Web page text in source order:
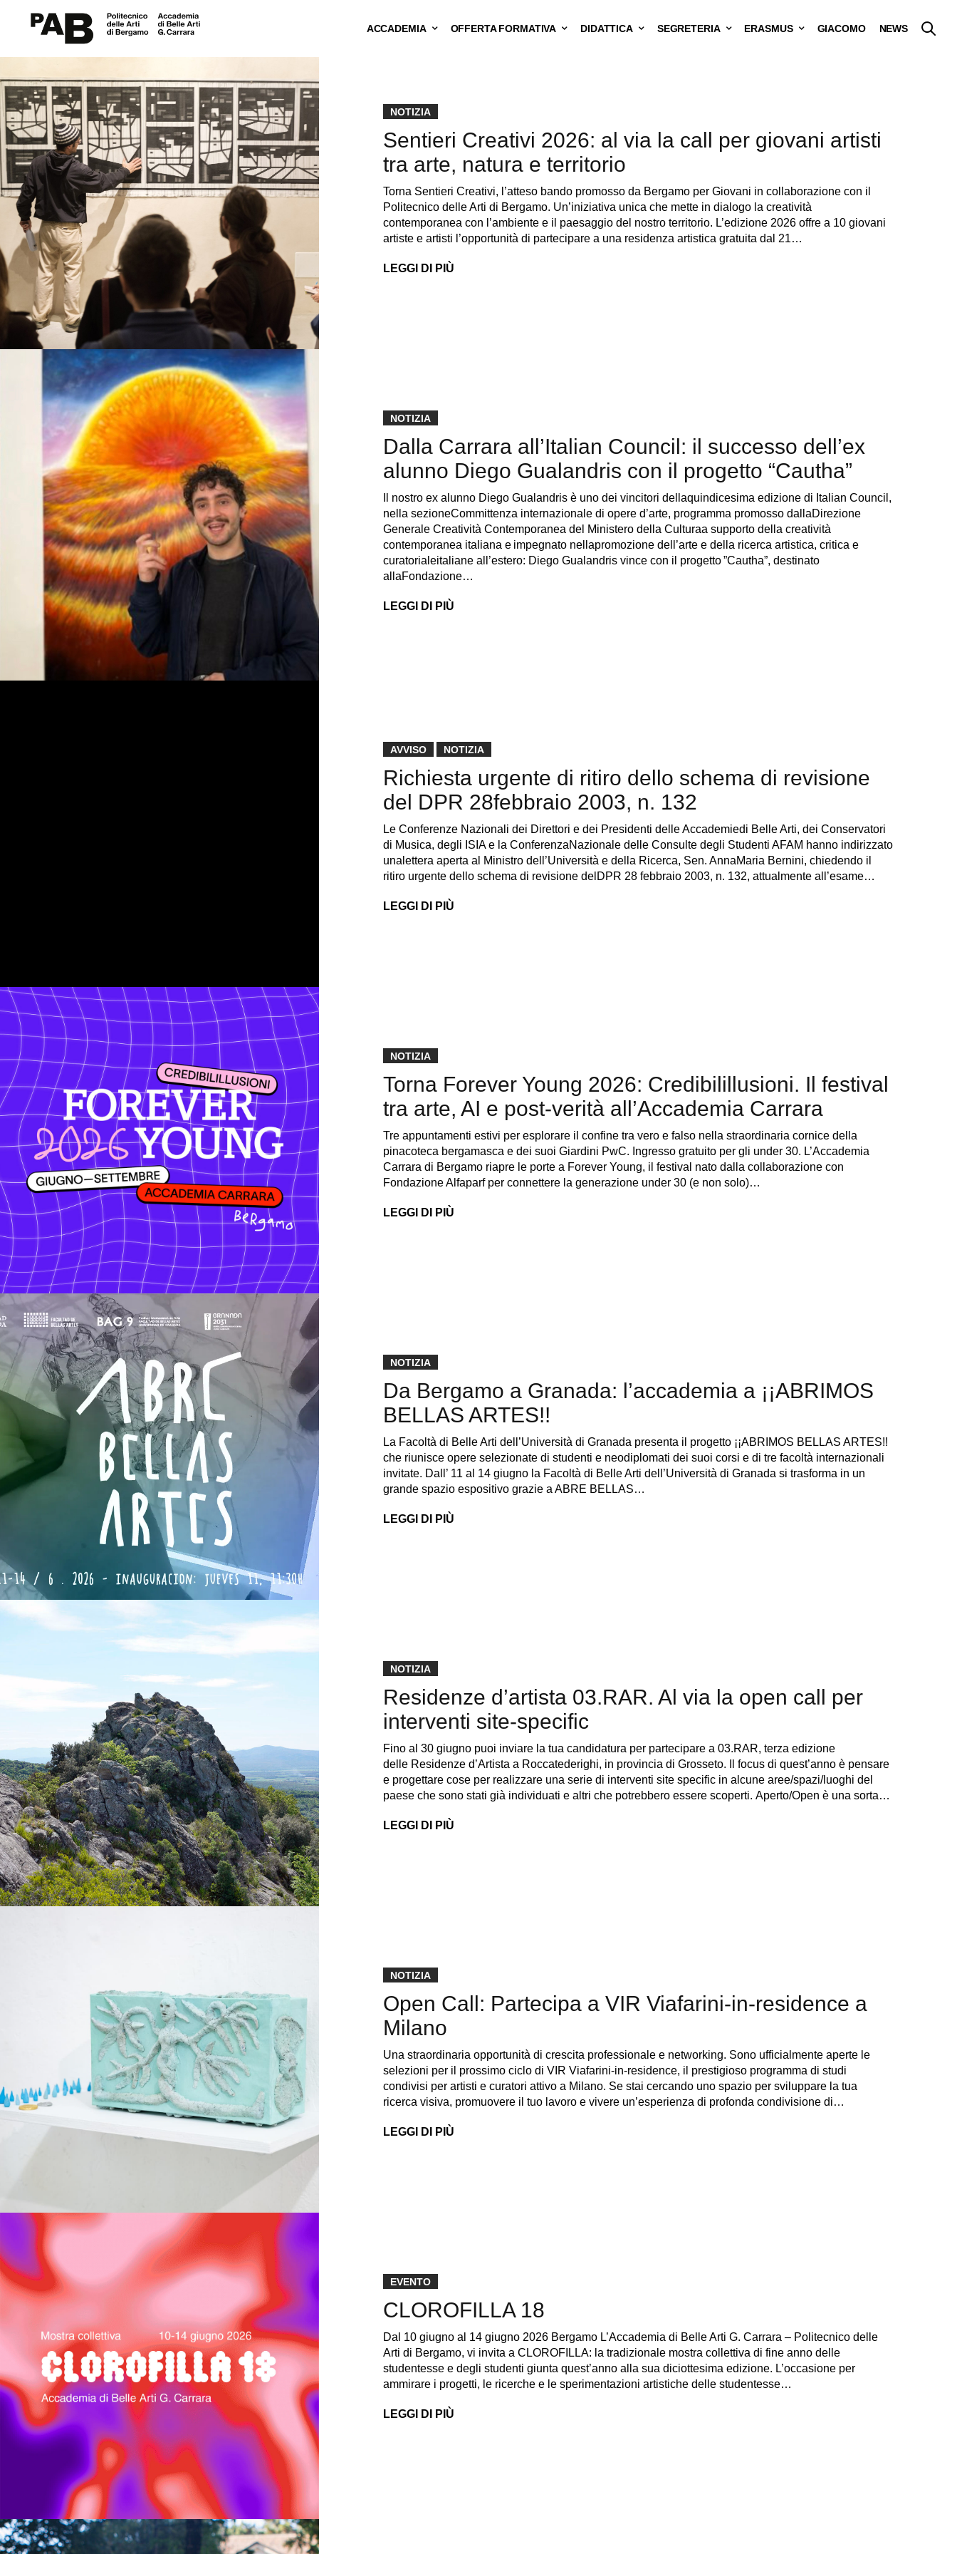
ACCADEMIA OFFERTA FORMATIVA DIDATTICA SEGRETERIA ERASMUS GIACOMO NEWS
NOTIZIA
Sentieri Creativi 2026: al via la call per giovani artisti
tra arte, natura e territorio
Torna Sentieri Creativi, l’atteso bando promosso da Bergamo per Giovani in collaborazione con il
Politecnico delle Arti di Bergamo. Un’iniziativa unica che mette in dialogo la creatività
contemporanea con l’ambiente e il paesaggio del nostro territorio. L’edizione 2026 offre a 10 giovani
artiste e artisti l’opportunità di partecipare a una residenza artistica gratuita dal 21…
LEGGI DI PIÙ
NOTIZIA
Dalla Carrara all’Italian Council: il successo dell’ex
alunno Diego Gualandris con il progetto “Cautha”
Il nostro ex alunno Diego Gualandris è uno dei vincitori dellaquindicesima edizione di Italian Council,
nella sezioneCommittenza internazionale di opere d’arte, programma promosso dallaDirezione
Generale Creatività Contemporanea del Ministero della Culturaa supporto della creatività
contemporanea italiana e impegnato nellapromozione dell’arte e della ricerca artistica, critica e
curatorialeitaliane all’estero: Diego Gualandris vince con il progetto ”Cautha”, destinato
allaFondazione…
LEGGI DI PIÙ
AVVISO NOTIZIA
Richiesta urgente di ritiro dello schema di revisione
del DPR 28febbraio 2003, n. 132
Le Conferenze Nazionali dei Direttori e dei Presidenti delle Accademiedi Belle Arti, dei Conservatori
di Musica, degli ISIA e la ConferenzaNazionale delle Consulte degli Studenti AFAM hanno indirizzato
unalettera aperta al Ministro dell’Università e della Ricerca, Sen. AnnaMaria Bernini, chiedendo il
ritiro urgente dello schema di revisione delDPR 28 febbraio 2003, n. 132, attualmente all’esame…
LEGGI DI PIÙ
NOTIZIA
Torna Forever Young 2026: Credibilillusioni. Il festival
tra arte, AI e post-verità all’Accademia Carrara
Tre appuntamenti estivi per esplorare il confine tra vero e falso nella straordinaria cornice della
pinacoteca bergamasca e dei suoi Giardini PwC. Ingresso gratuito per gli under 30. L’Accademia
Carrara di Bergamo riapre le porte a Forever Young, il festival nato dalla collaborazione con
Fondazione Alfaparf per connettere la generazione under 30 (e non solo)…
LEGGI DI PIÙ
NOTIZIA
Da Bergamo a Granada: l’accademia a ¡¡ABRIMOS
BELLAS ARTES!!
La Facoltà di Belle Arti dell’Università di Granada presenta il progetto ¡¡ABRIMOS BELLAS ARTES!!
che riunisce opere selezionate di studenti e neodiplomati dei suoi corsi e di tre facoltà internazionali
invitate. Dall’ 11 al 14 giugno la Facoltà di Belle Arti dell’Università di Granada si trasforma in un
grande spazio espositivo grazie a ABRE BELLAS…
LEGGI DI PIÙ
NOTIZIA
Residenze d’artista 03.RAR. Al via la open call per
interventi site-specific
Fino al 30 giugno puoi inviare la tua candidatura per partecipare a 03.RAR, terza edizione
delle Residenze d’Artista a Roccatederighi, in provincia di Grosseto. Il focus di quest’anno è pensare
e progettare cose per realizzare una serie di interventi site specific in alcune aree/spazi/luoghi del
paese che sono stati già individuati e altri che potrebbero essere scoperti. Aperto/Open è una sorta…
LEGGI DI PIÙ
NOTIZIA
Open Call: Partecipa a VIR Viafarini-in-residence a
Milano
Una straordinaria opportunità di crescita professionale e networking. Sono ufficialmente aperte le
selezioni per il prossimo ciclo di VIR Viafarini-in-residence, il prestigioso programma di studi
condivisi per artisti e curatori attivo a Milano. Se stai cercando uno spazio per sviluppare la tua
ricerca visiva, promuovere il tuo lavoro e vivere un’esperienza di profonda condivisione di…
LEGGI DI PIÙ
EVENTO
CLOROFILLA 18
Dal 10 giugno al 14 giugno 2026 Bergamo L’Accademia di Belle Arti G. Carrara – Politecnico delle
Arti di Bergamo, vi invita a CLOROFILLA: la tradizionale mostra collettiva di fine anno delle
studentesse e degli studenti giunta quest’anno alla sua diciottesima edizione. L’occasione per
ammirare i progetti, le ricerche e le sperimentazioni artistiche delle studentesse…
LEGGI DI PIÙ